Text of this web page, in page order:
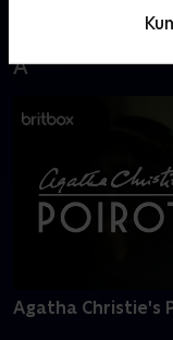
A
Agatha Christie's